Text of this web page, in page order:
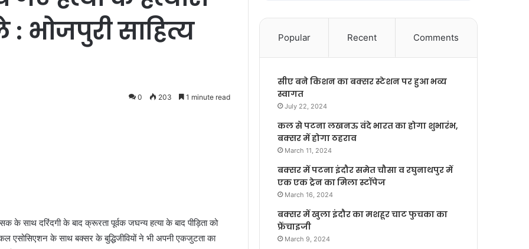
भोजपुरी साहित्य
0 203 1 minute read
साथ दरिंदगी के बाद क्रूरता पूर्वक जघन्य हत्या के बाद पीड़िता को
एसोसिएशन के साथ बक्सर के बुद्धिजीवियों ने भी अपनी एकजुटता का
Popular Recent Comments
सीए बने किशन का बक्सर स्टेशन पर हुआ भव्य
स्वागत
July 22, 2024
कल से पटना लखनऊ वंदे भारत का होगा शुभारंभ,
बक्सर में होगा ठहराव
March 11, 2024
बक्सर में पटना इंदौर समेत चौसा व रघुनाथपुर में
एक एक ट्रेन का मिला स्टॉपेज
March 16, 2024
बक्सर में खुला इंदौर का मशहूर चाट फुचका का
फ्रेंचाइजी
March 9, 2024